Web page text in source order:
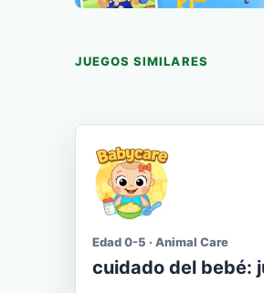
JUEGOS SIMILARES
Edad 0-5 · Animal Care
cuidado del bebé: